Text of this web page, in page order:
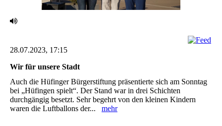
28.07.2023, 17:15
Wir für unsere Stadt ‎
Auch die Hüfinger Bürgerstiftung präsentierte sich am Sonntag
bei „Hüfingen spielt“. Der Stand war ‎in drei Schichten
durchgängig besetzt. Sehr begehrt von den kleinen Kindern
waren die Luftballons ‎der... mehr